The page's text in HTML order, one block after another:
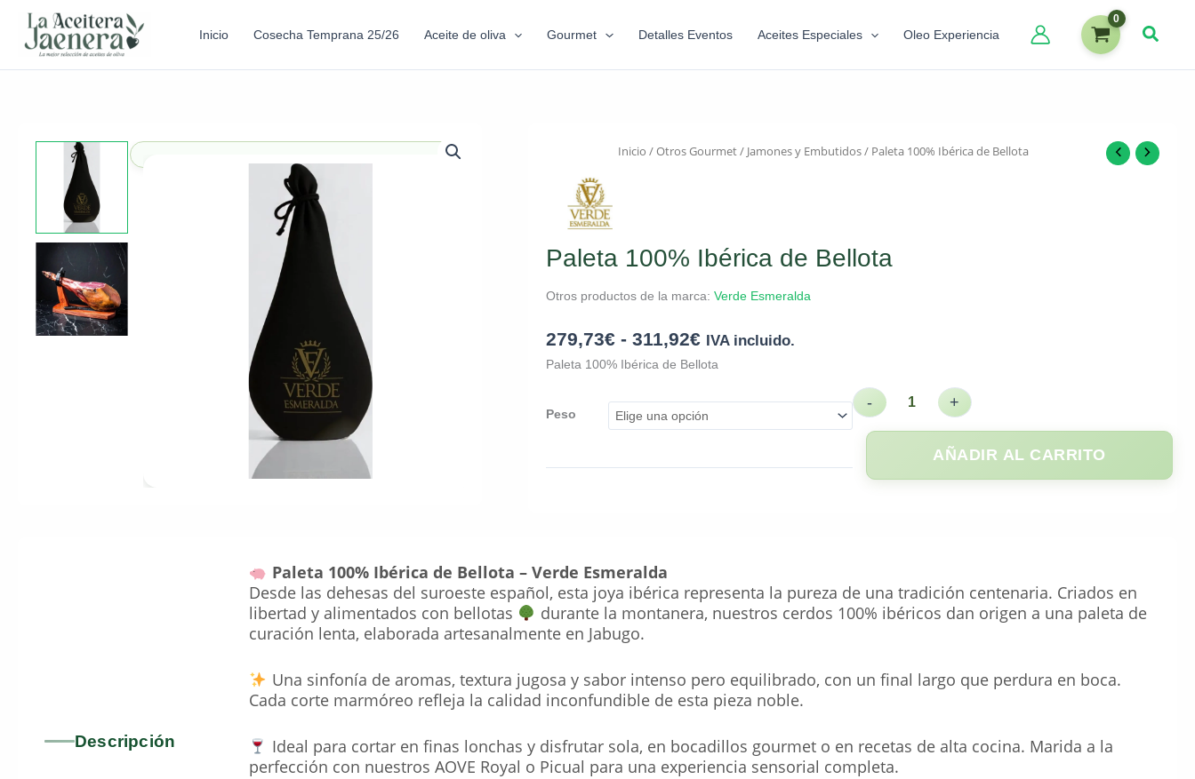
Inicio Cosecha Temprana 25/26 Aceite de oliva Gourmet Detalles Eventos Aceites Especiales Oleo Experiencia
Inicio /Otros Gourmet/ Jamones y Embutidos/ Paleta 100% Ibérica de Bellota
Paleta 100% Ibérica de Bellota
Otros productos de la marca: Verde Esmeralda
279,73€ - 311,92€ IVA incluido.
Paleta 100% Ibérica de Bellota
Peso
- +
AÑADIR AL CARRITO
Descripción
Paleta 100% Ibérica de Bellota – Verde Esmeralda
Desde las dehesas del suroeste español, esta joya ibérica representa la pureza de una tradición centenaria. Criados en
libertad y alimentados con bellotas
durante la montanera, nuestros cerdos 100% ibéricos dan origen a una paleta de
curación lenta, elaborada artesanalmente en Jabugo.
Una sinfonía de aromas, textura jugosa y sabor intenso pero equilibrado, con un final largo que perdura en boca.
Cada corte marmóreo refleja la calidad inconfundible de esta pieza noble.
Ideal para cortar en finas lonchas y disfrutar sola, en bocadillos gourmet o en recetas de alta cocina. Marida a la
perfección con nuestros AOVE Royal o Picual para una experiencia sensorial completa.